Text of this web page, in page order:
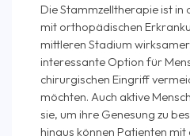
Die Stammzelltherapie ist in
mit orthopädischen
mittleren Stadium
interessante Option für
chirurgischen Eingriff
möchten. Auch aktive
sie, um ihre Genesung zu
hinaus können Patienten